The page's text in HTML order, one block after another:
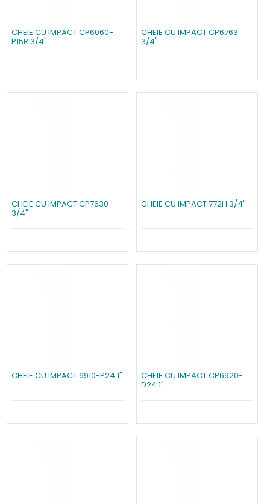
CHEIE CU IMPACT CP6060-
P15R 3/4"
CHEIE CU IMPACT CP6763
3/4"
CHEIE CU IMPACT CP7630
3/4"
CHEIE CU IMPACT 772H 3/4"
CHEIE CU IMPACT 6910-P24 1" CHEIE CU IMPACT CP6920-
D24 1"